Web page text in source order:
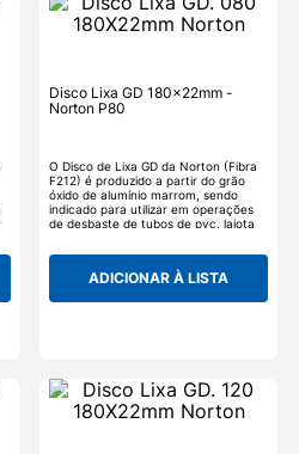
Disco Lixa GD 180x22mm -
Norton P80
O Disco de Lixa GD da Norton (Fibra
F212) é produzido a partir do grão
óxido de alumínio marrom, sendo
indicado para utilizar em operações
de desbaste de tubos de pvc, lajota
a remoção de tinta antiga e/ou
ADICIONAR À LISTA